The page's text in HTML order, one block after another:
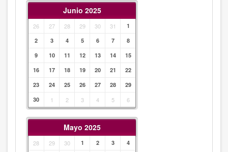
Junio 2025
26 27 28 29 30 31
1
2
3 4 5 6 7
8
9
10 11 12 13 14
15
16
17 18 19 20 21
22
23
24 25 26 27 28
29
30
1 2 3 4 5 6
Mayo 2025
28 29 30 1 2 3 4